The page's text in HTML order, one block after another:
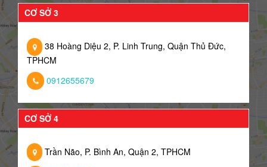
CƠ SỞ 3
38 Hoàng Diệu 2, P. Linh Trung, Quận Thủ Đức,
TPHCM
0912655679
CƠ SỞ 4
Trần Não, P. Bình An, Quận 2, TPHCM